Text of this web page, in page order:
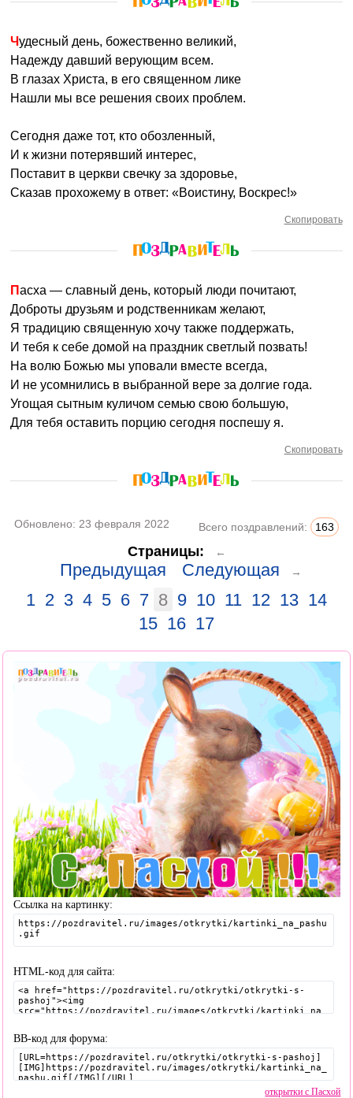
Чудесный день, божественно великий,
Надежду давший верующим всем.
В глазах Христа, в его священном лике
Нашли мы все решения своих проблем.
Сегодня даже тот, кто обозленный,
И к жизни потерявший интерес,
Поставит в церкви свечку за здоровье,
Сказав прохожему в ответ: «Воистину, Воскрес!»
Скопировать
Пасха — славный день, который люди почитают,
Доброты друзьям и родственникам желают,
Я традицию священную хочу также поддержать,
И тебя к себе домой на праздник светлый позвать!
На волю Божью мы уповали вместе всегда,
И не усомнились в выбранной вере за долгие года.
Угощая сытным куличом семью свою большую,
Для тебя оставить порцию сегодня поспешу я.
Скопировать
Обновлено: 23 февраля 2022 Всего поздравлений: 163
Страницы: ←
Предыдущая Следующая →
1 2 3 4 5 6 7 8 9 10 11 12 13 14
15 16 17
Ссылка на картинку:
HTML-код для сайта:
BB-код для форума:
открытки с Пасхой